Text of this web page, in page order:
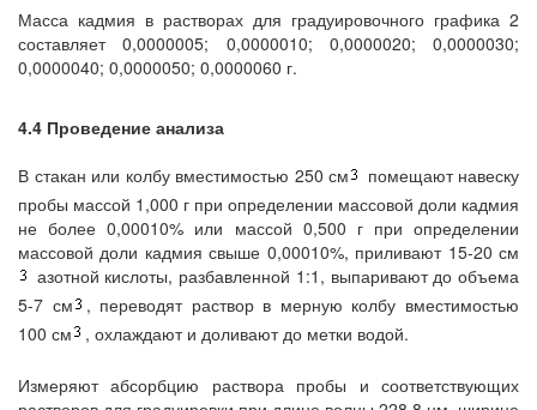
Масса кадмия в растворах для градуировочного графика 2
составляет 0,0000005; 0,0000010; 0,0000020; 0,0000030;
0,0000040; 0,0000050; 0,0000060 г.
4.4 Проведение анализа
В стакан или колбу вместимостью 250 см
помещают навеску
пробы массой 1,000 г при определении массовой доли кадмия
не более 0,00010% или массой 0,500 г при определении
массовой доли кадмия свыше 0,00010%, приливают 15-20 см
азотной кислоты, разбавленной 1:1, выпаривают до объема
5-7 см
, переводят раствор в мерную колбу вместимостью
100 см
, охлаждают и доливают до метки водой.
Измеряют абсорбцию раствора пробы и соответствующих